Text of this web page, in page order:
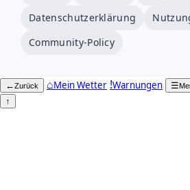
Datenschutzerklärung
Community-Policy
←Zurück ⌂Mein Wetter !Warnungen ☰
↑